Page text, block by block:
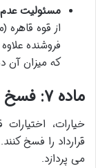
مسئولیت عدم
از قوه
فروشنده
که میزان آن
ماده ۷: فسخ قرارداد و اسقاط خیارات
خیارات،
قرارداد را فسخ
می پردازد.